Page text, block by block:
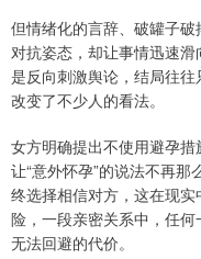
但情绪化的言辞、破罐子破
对抗姿态，却让事情迅速
是反向刺激舆论，结局往
改变了不少人的看法。
女方明确提出不使用避孕
让“意外怀孕”的说法不再
终选择相信对方，这在现
险，一段亲密关系中，任何
无法回避的代价。